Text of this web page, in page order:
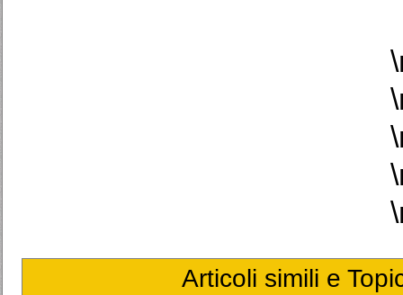
Articoli simili e